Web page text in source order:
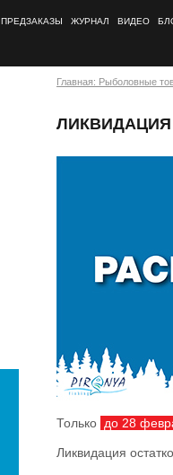
ПРЕДЗАКАЗЫ ЖУРНАЛ ВИДЕО
Главная: Рыболовные
ЛИКВИДАЦИЯ
Только до 28
Ликвидация